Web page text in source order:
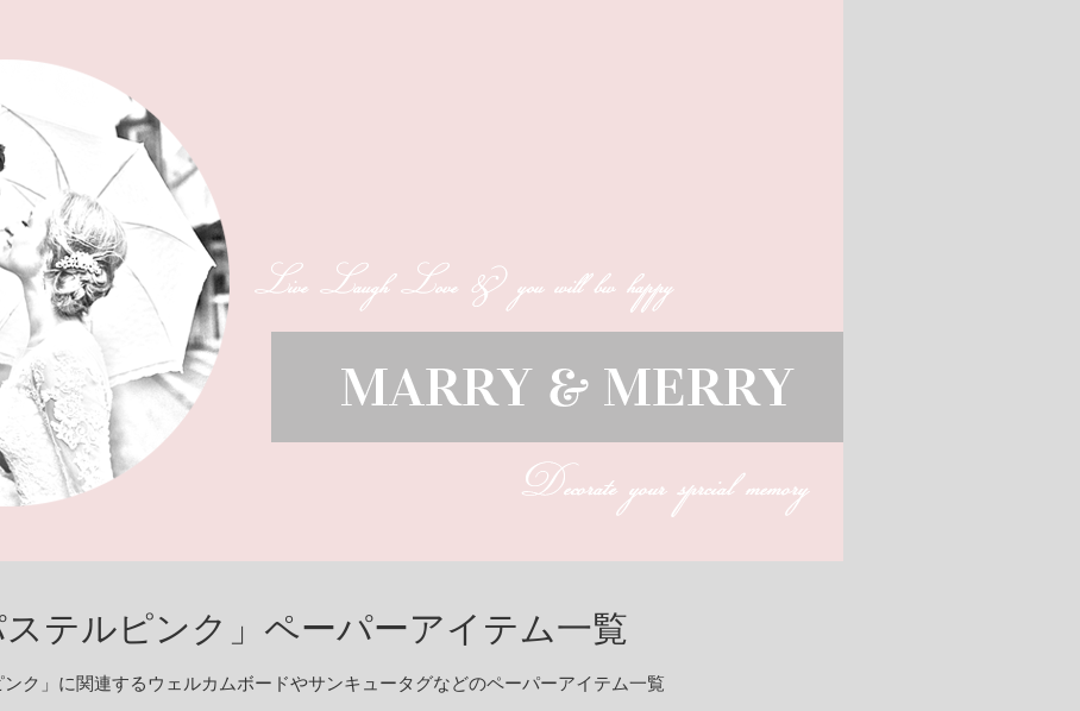
ステルピンク」ペーパーアイテム一覧
ンク」に関連するウェルカムボードやサンキュータグなどのペーパーアイテム一覧